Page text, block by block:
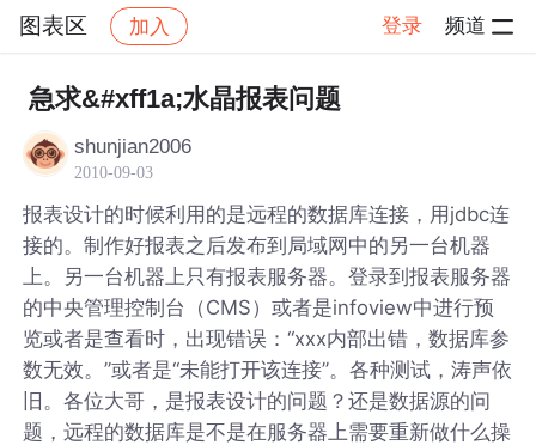
图表区 加入 登录 频道
社区 图表区 帖子详情
急求&#xff1a;水晶报表问题
shunjian2006
2010-09-03
报表设计的时候利用的是远程的数据库连接，用jdbc连
接的。制作好报表之后发布到局域网中的另一台机器
上。另一台机器上只有报表服务器。登录到报表服务器
的中央管理控制台（CMS）或者是infoview中进行预
览或者是查看时，出现错误：“xxx内部出错，数据库参
数无效。”或者是“未能打开该连接”。各种测试，涛声依
旧。各位大哥，是报表设计的问题？还是数据源的问
题，远程的数据库是不是在服务器上需要重新做什么操